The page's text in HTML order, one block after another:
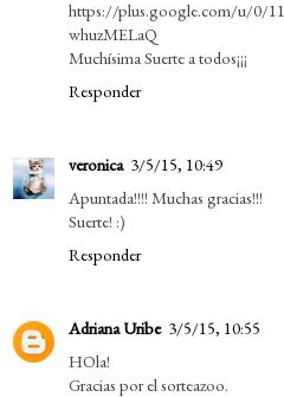
https://plus.google.com/u/0/
whuzMELaQ
Muchísima Suerte a todos¡¡¡
Responder
veronica 3/5/15, 10:49
Apuntada!!!! Muchas gracias!!!
Suerte! :)
Responder
Adriana Uribe 3/5/15, 10:55
HOla!
Gracias por el sorteazoo.